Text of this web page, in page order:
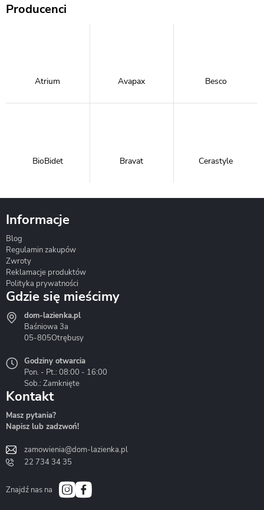
Producenci
Atrium Avapax Besco
BioBidet Bravat Cerastyle
Hydrostop
Liveno
Bath&Spa
Informacje
Blog
Regulamin zakupów
Zwroty
Reklamacje produktów
Polityka prywatności
Gdzie się mieścimy
dom-lazienka.pl
Baśniowa 3a
05-805Otrębusy
Godziny otwarcia
Pon. - Pt.: 08:00 - 16:00
Sob.: Zamknięte
Kontakt
Masz pytania?
Napisz lub zadzwoń!
zamowienia@dom-lazienka.pl
22 734 34 35
Znajdź nas na